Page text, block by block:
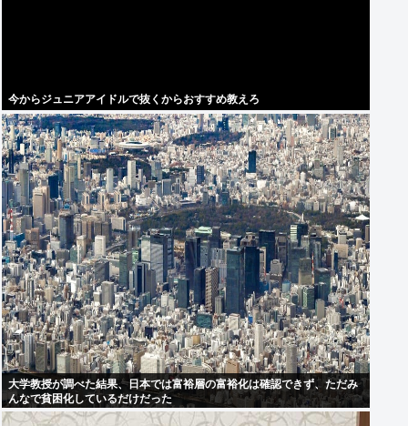
今からジュニアアイドルで抜くからおすすめ教えろ
大学教授が調べた結果、日本では富裕層の富裕化は確認できず、ただみ
んなで貧困化しているだけだった